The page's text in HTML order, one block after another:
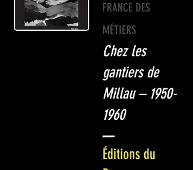
FRANCE DES
MÉTIERS
Chez les
gantiers de
Millau – 1950-
1960
Éditions du